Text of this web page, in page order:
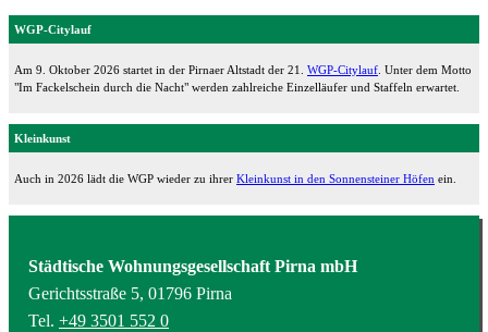
WGP-Citylauf
Am 9. Oktober 2026 startet in der Pirnaer Altstadt der 21. WGP-Citylauf . Unter dem Motto
"Im Fackelschein durch die Nacht" werden zahlreiche Einzelläufer und Staffeln erwartet.
Kleinkunst
Auch in 2026 lädt die WGP wieder zu ihrer Kleinkunst in den Sonnensteiner Höfen ein.
Städtische Wohnungsgesellschaft Pirna mbH
Gerichtsstraße 5, 01796 Pirna
Tel. +49 3501 552 0